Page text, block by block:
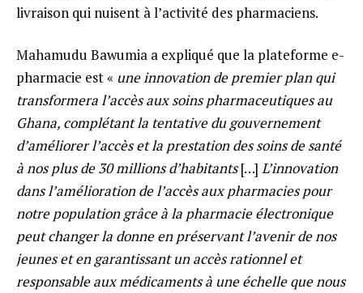
livraison qui nuisent à l’activité des pharmaciens.
Mahamudu Bawumia a expliqué que la plateforme e-
pharmacie est « une innovation de premier plan qui
transformera l’accès aux soins pharmaceutiques au
Ghana, complétant la tentative du gouvernement
d’améliorer l’accès et la prestation des soins de santé
à nos plus de 30 millions d’habitants[…] L’innovation
dans l’amélioration de l’accès aux pharmacies pour
notre population grâce à la pharmacie électronique
peut changer la donne en préservant l’avenir de nos
jeunes et en garantissant un accès rationnel et
responsable aux médicaments à une échelle que nous